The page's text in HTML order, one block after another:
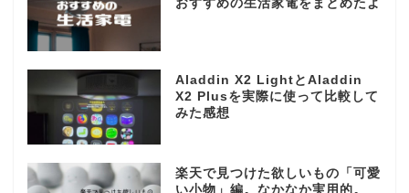
おすすめの生活家電をまとめたよ
Aladdin X2 LightとAladdin
X2 Plusを実際に使って比較して
みた感想
楽天で見つけた欲しいもの「可愛
い小物」編。なかなか実用的。